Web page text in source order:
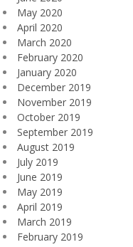
May 2020
April 2020
March 2020
February 2020
January 2020
December 2019
November 2019
October 2019
September 2019
August 2019
July 2019
June 2019
May 2019
April 2019
March 2019
February 2019